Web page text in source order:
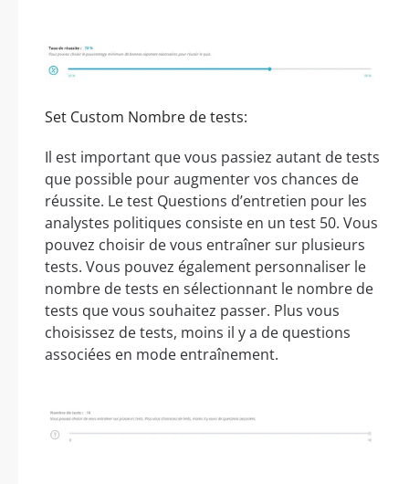
Set Custom Nombre de tests:
Il est important que vous passiez autant de tests
que possible pour augmenter vos chances de
réussite. Le test Questions d’entretien pour les
analystes politiques consiste en un test 50. Vous
pouvez choisir de vous entraîner sur plusieurs
tests. Vous pouvez également personnaliser le
nombre de tests en sélectionnant le nombre de
tests que vous souhaitez passer. Plus vous
choisissez de tests, moins il y a de questions
associées en mode entraînement.